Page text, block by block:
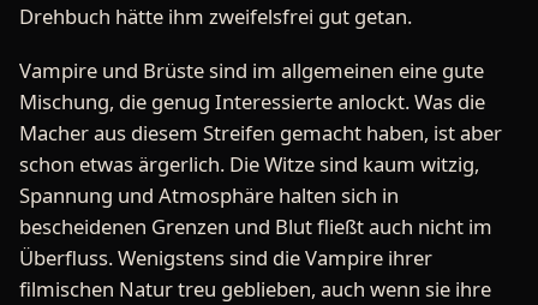
Drehbuch hätte ihm zweifelsfrei gut getan.
Vampire und Brüste sind im allgemeinen eine gute
Mischung, die genug Interessierte anlockt. Was die
Macher aus diesem Streifen gemacht haben, ist aber
schon etwas ärgerlich. Die Witze sind kaum witzig,
Spannung und Atmosphäre halten sich in
bescheidenen Grenzen und Blut fließt auch nicht im
Überfluss. Wenigstens sind die Vampire ihrer
filmischen Natur treu geblieben, auch wenn sie ihre